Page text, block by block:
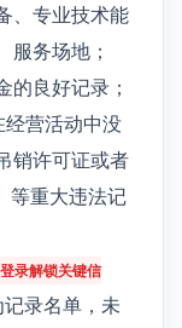
、专业技术能
服务场地；
的良好记录；
经营活动中没
销许可证或者
等重大违法记
录解锁关键信
录名单，未